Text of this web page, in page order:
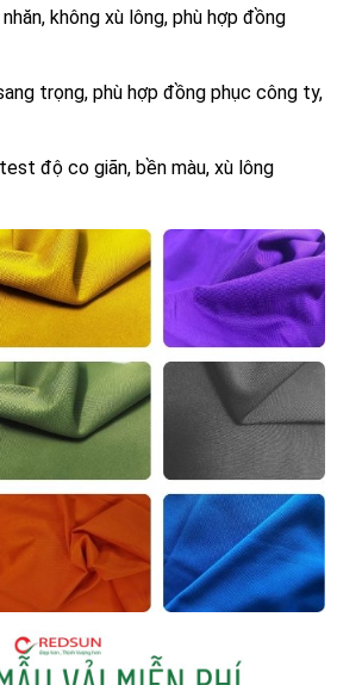
không xù lông, phù hợp đồng
trọng, phù hợp đồng phục công ty,
độ co giãn, bền màu, xù lông